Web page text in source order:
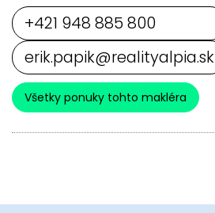
+421 948 885 800
erik.papik@realityalpia.sk
Všetky ponuky tohto makléra